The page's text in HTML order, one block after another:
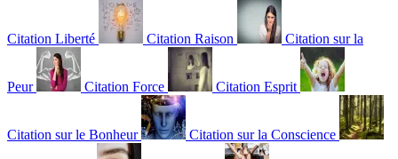
Citation Liberté Citation Raison Citation sur la
Peur Citation Force Citation Esprit
Citation sur le Bonheur Citation sur la Conscience